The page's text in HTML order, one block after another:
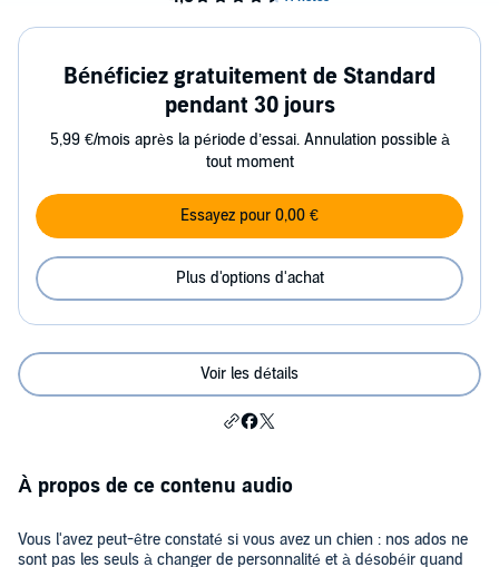
Bénéficiez gratuitement de Standard
pendant 30 jours
5,99 €/mois après la période d’essai. Annulation possible à
tout moment
Essayez pour 0,00 €
Plus d'options d'achat
Voir les détails
À propos de ce contenu audio
Vous l'avez peut-être constaté si vous avez un chien : nos ados ne
sont pas les seuls à changer de personnalité et à désobéir quand